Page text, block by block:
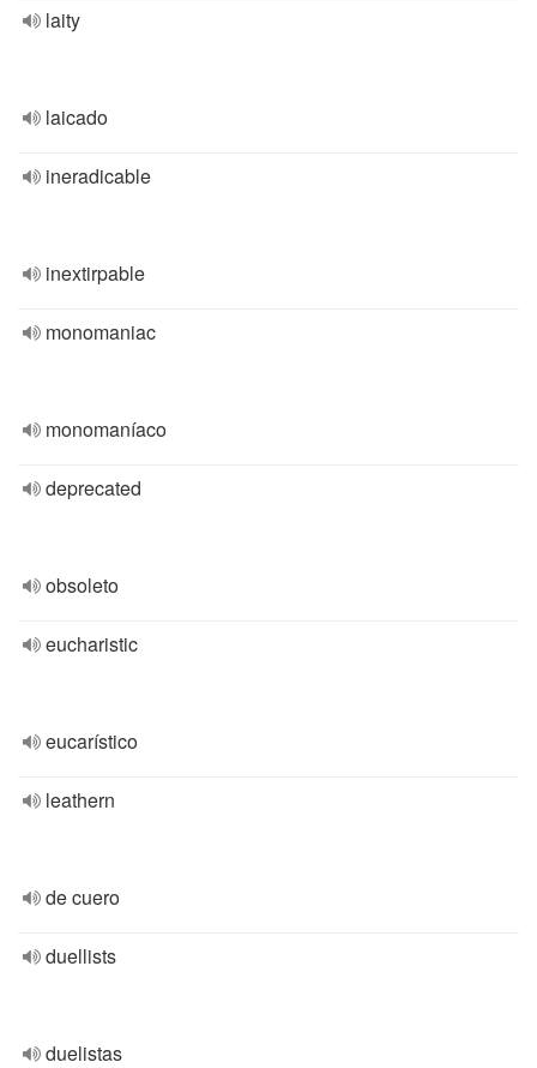
laity
laicado
ineradicable
inextirpable
monomaniac
monomaníaco
deprecated
obsoleto
eucharistic
eucarístico
leathern
de cuero
duellists
duelistas